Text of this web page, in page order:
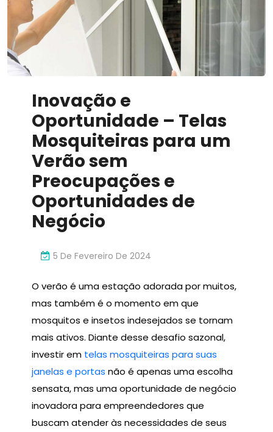
Inovador
Inovação e
Oportunidade – Telas
Mosquiteiras para um
Verão sem
Preocupações e
Oportunidades de
Negócio
5 De Fevereiro De 2024
O verão é uma estação adorada por muitos,
mas também é o momento em que
mosquitos e insetos indesejados se tornam
mais ativos. Diante desse desafio sazonal,
investir em telas mosquiteiras para suas
janelas e portas não é apenas uma escolha
sensata, mas uma oportunidade de negócio
inovadora para empreendedores que
buscam atender às necessidades de seus